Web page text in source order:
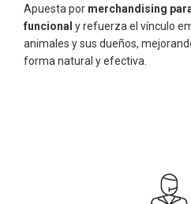
Apuesta por merchandising
funcional y refuerza el vínculo
animales y sus dueños,
forma natural y efectiva.